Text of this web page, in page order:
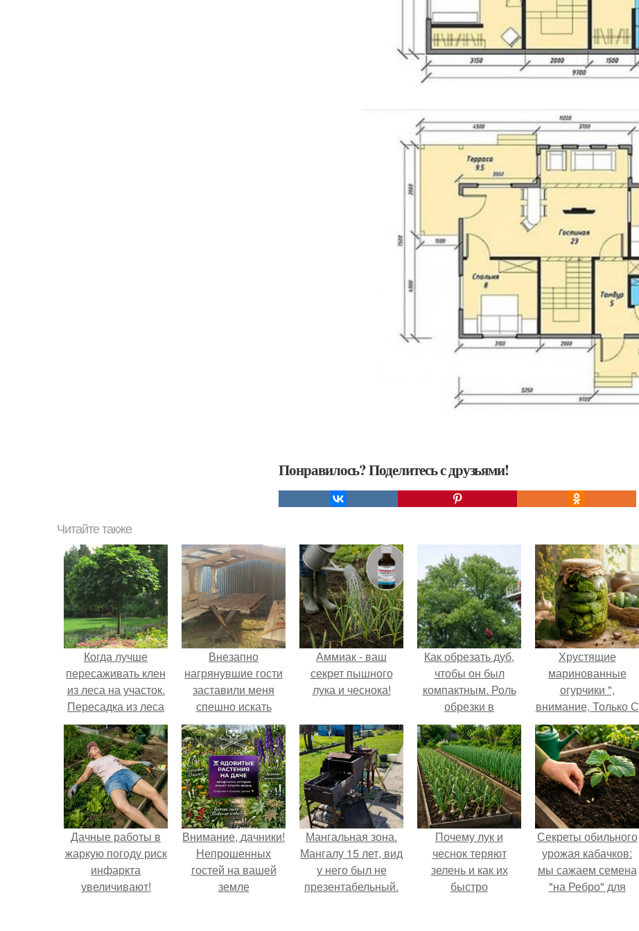
Понравилось? Поделитесь с друзьями!
Читайте также
Когда лучше
пересаживать клен
из леса на участок.
Пересадка из леса
Внезапно
нагрянувшие гости
заставили меня
спешно искать
решение, так как на
обстоятельный
ремонт времени
катастрофически не
хватало.
Аммиак - ваш
секрет пышного
лука и чеснока!
Как обрезать дуб,
чтобы он был
компактным. Роль
обрезки в
формировании
кроны
Хрустящие
маринованные
огурчики ",
внимание, Только С
Грядки".
Дачные работы в
жаркую погоду риск
инфаркта
увеличивают!
Внимание, дачники!
Непрошенных
гостей на вашей
земле
Мангальная зона.
Мангалу 15 лет, вид
у него был не
презентабельный.
Почему лук и
чеснок теряют
зелень и как их
быстро
Секреты обильного
урожая кабачков:
мы сажаем семена
"на Ребро" для